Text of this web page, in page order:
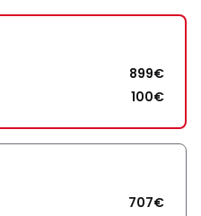
899€
100€
707€